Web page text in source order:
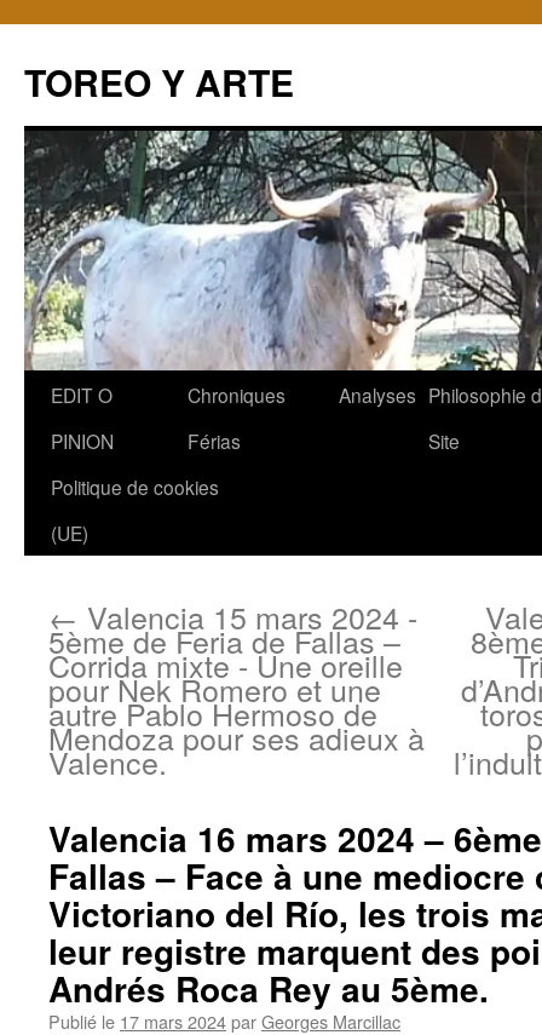
TOREO Y ARTE
Aller
contenu
EDIT O
PINION
Chroniques
Férias
Analyses Philosophie
Site
Politique de cookies
(UE)
← Valencia 15 mars 2024 -
5ème de Feria de Fallas –
Corrida mixte - Une oreille
pour Nek Romero et une
autre Pablo Hermoso de
Mendoza pour ses adieux à
Valence.
Valencia 16 mars 2024 –
Fallas – Face à une mediocre
Victoriano del Río, les trois
leur registre marquent des
Andrés Roca Rey au 5ème.
Publié le 17 mars 2024parGeorges Marcillac